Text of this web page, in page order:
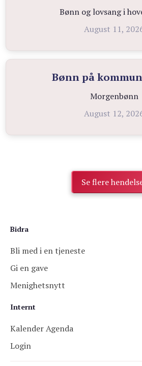
Bønn og lovsang i
August 11,
Bønn på
Morgenbønn
August 12,
Se flere
Bidra
Bli med i en tjeneste
Gi en gave
Menighetsnytt
Internt
Kalender Agenda
Login